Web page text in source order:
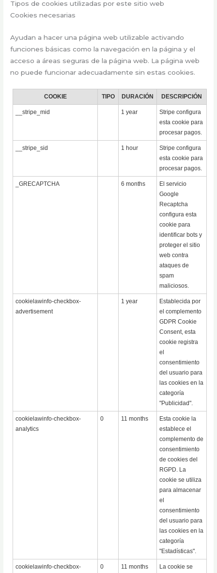
Tipos de cookies utilizadas por este sitio web
Cookies necesarias
Ayudan a hacer una página web utilizable activando
funciones básicas como la navegación en la página y el
acceso a áreas seguras de la página web. La página web
no puede funcionar adecuadamente sin estas cookies.
COOKIE TIPO DURACIÓN DESCRIPCIÓN
__stripe_mid 1 year
Stripe configura
esta cookie para
procesar pagos.
__stripe_sid 1 hour
Stripe configura
esta cookie para
procesar pagos.
_GRECAPTCHA 6 months
El servicio
Google
Recaptcha
configura esta
cookie para
identificar bots y
proteger el sitio
web contra
ataques de
spam
maliciosos.
cookielawinfo-checkbox-
advertisement
1 year
Establecida por
el complemento
GDPR Cookie
Consent, esta
cookie registra
el
consentimiento
del usuario para
las cookies en la
categoría
"Publicidad".
cookielawinfo-checkbox-
analytics
0 11 months
Esta cookie la
establece el
complemento de
consentimiento
de cookies del
RGPD. La
cookie se utiliza
para almacenar
el
consentimiento
del usuario para
las cookies en la
categoría
"Estadísticas".
cookielawinfo-checkbox-
0 11 months
La cookie se